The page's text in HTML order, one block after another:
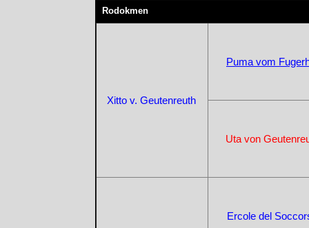
Rodokmen
Xitto v. Geutenreuth
Puma vom
Uta von
Ercole del